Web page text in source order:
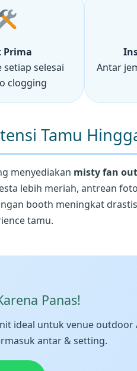
Prima
selesai
clogging
Antar
Tamu
menyediakan misty fan
lebih meriah, antrean
booth meningkat
tamu.
Panas!
ideal untuk venue outdoor
antar & setting.